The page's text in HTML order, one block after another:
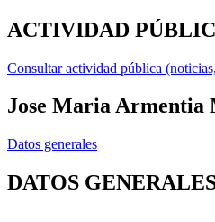
ACTIVIDAD
Consultar actividad pública
Jose Maria Armentia
Datos generales
DATOS